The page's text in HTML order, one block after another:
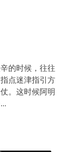
的时候，往往
点迷津指引方
。这时候阿明